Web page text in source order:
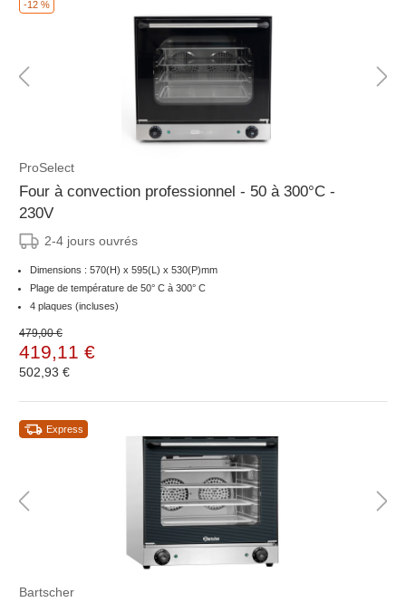
-12 %
ProSelect
Four à convection professionnel - 50 à 300°C -
230V
2-4 jours ouvrés
Dimensions : 570(H) x 595(L) x 530(P)mm
Plage de température de 50° C à 300° C
4 plaques (incluses)
479,00 €
419,11 €
502,93 €
Express
Bartscher